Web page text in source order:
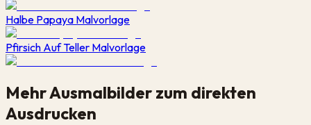
Halbe Papaya Malvorlage
Pfirsich Auf Teller Malvorlage
Mehr Ausmalbilder zum direkten
Ausdrucken